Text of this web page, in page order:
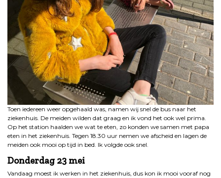
Toen iedereen weer opgehaald was, namen wij snel de bus naar het
ziekenhuis. De meiden wilden dat graag en ik vond het ook wel prima.
Op het station haalden we wat te eten, zo konden we samen met papa
eten in het ziekenhuis. Tegen 18.30 uur nemen we afscheid en lagen de
meiden ook mooi op tijd in bed. Ik volgde ook snel.
Donderdag 23 mei
Vandaag moest ik werken in het ziekenhuis, dus kon ik mooi vooraf nog